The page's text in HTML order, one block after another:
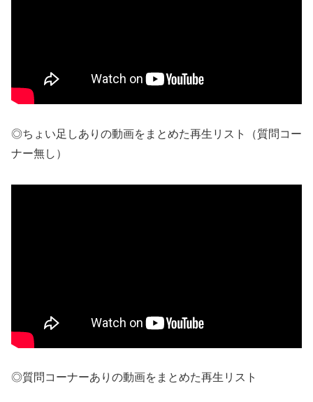
◎ちょい足しありの動画をまとめた再生リスト（質問コー
ナー無し）
◎質問コーナーありの動画をまとめた再生リスト